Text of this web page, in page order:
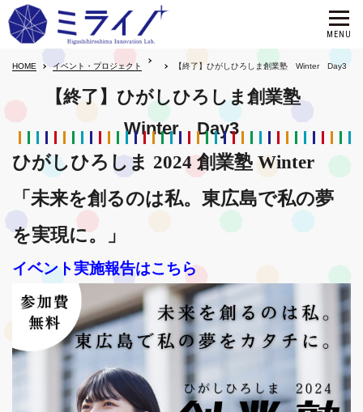
HOME イベント・プロジェクト 【終了】ひがしひろしま創業塾 Winter Day3
【終了】ひがしひろしま創業塾
Winter Day3
ひがしひろしま 2024 創業塾 Winter
「未来を創るのは私。東広島で私の夢
を実現に。」
イベント実施報告はこちら